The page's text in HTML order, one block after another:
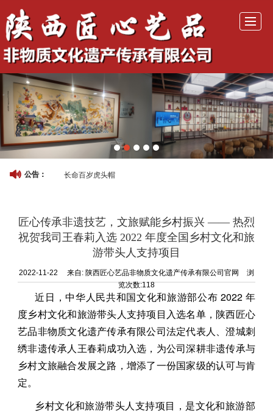
首页 公司介绍 产品展示 历年活动 活动照片
非遗研学 新闻动态 联系我们
公告： 长命百岁虎头帽
匠心传承非遗技艺，文旅赋能乡村振兴 —— 热烈
祝贺我司王春莉入选 2022 年度全国乡村文化和旅
游带头人支持项目
2022-11-22 来自: 陕西匠心艺品非物质文化遗产传承有限公司官网
浏
览次数:118
近日，中华人民共和国文化和旅游部公布 2022 年
度乡村文化和旅游带头人支持项目入选名单，陕西匠心
艺品非物质文化遗产传承有限公司法定代表人、澄城刺
绣非遗传承人王春莉成功入选，为公司深耕非遗传承与
乡村文旅融合发展之路，增添了一份国家级的认可与肯
定。
乡村文化和旅游带头人支持项目，是文化和旅游部